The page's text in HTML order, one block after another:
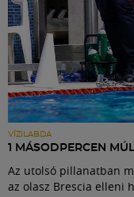
VÍZILABDA
1 MÁSODPERCEN
Az utolsó pillanatban
az olasz Brescia elleni